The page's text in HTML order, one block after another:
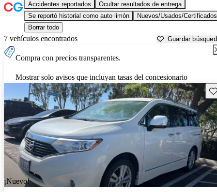
Accidentes reportados
Ocultar resultados de entrega
Se reportó historial como auto limón
Nuevos/Usados/Certificados
Borrar todo
7 vehículos encontrados Guardar
Compra con precios transparentes.
Mostrar solo avisos que incluyan tasas del concesionario
¡Nuevo!